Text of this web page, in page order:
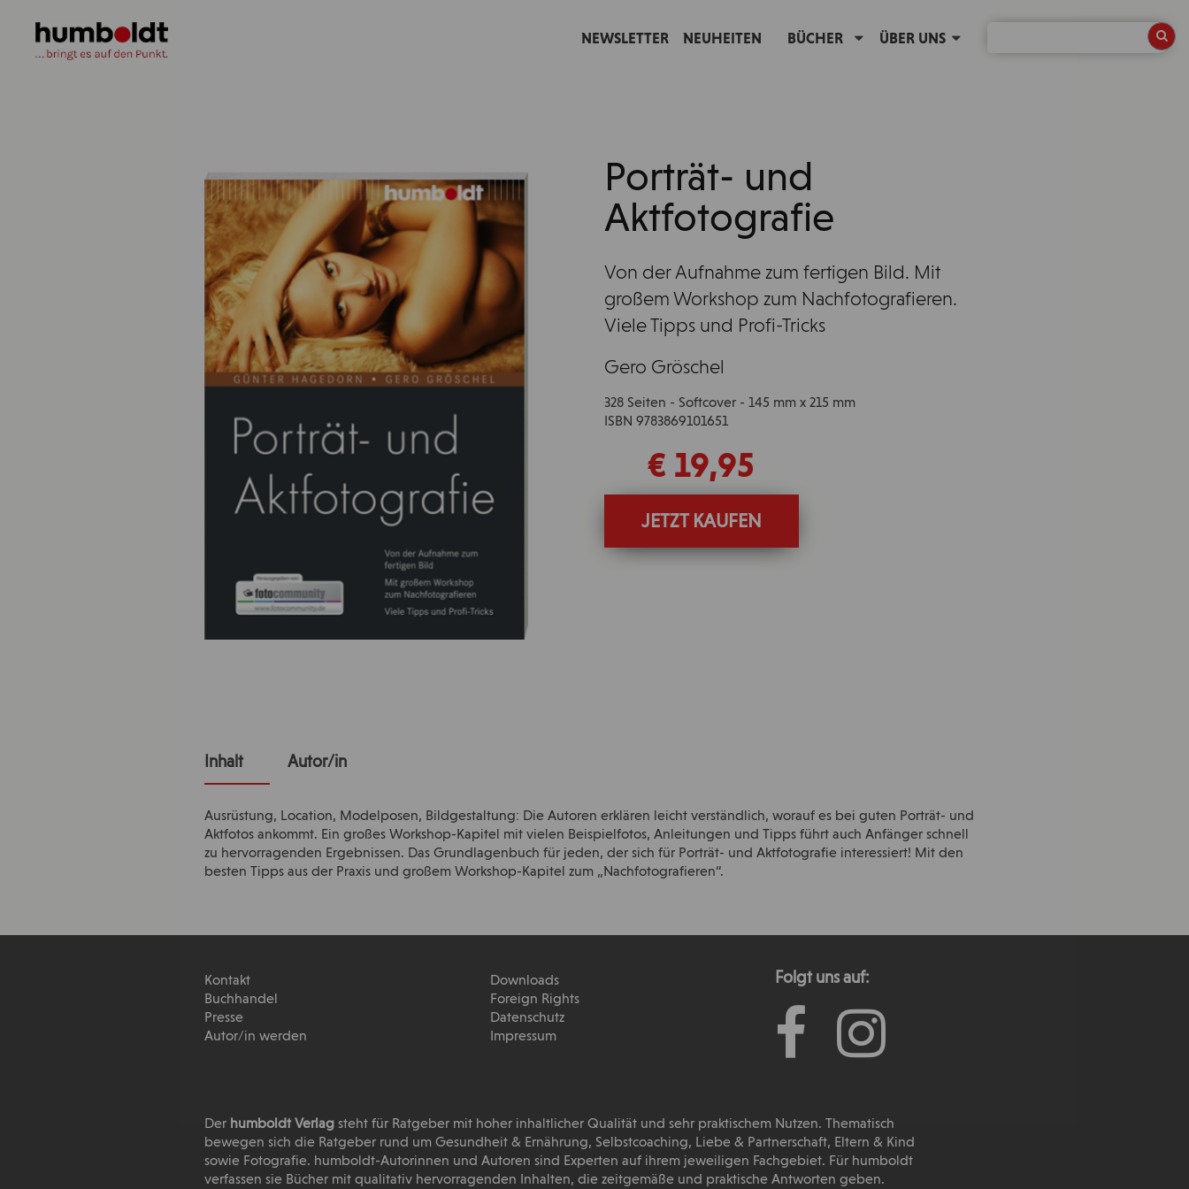
NEWSLETTER NEUHEITEN BÜCHER ÜBER UNS
Porträt- und
Aktfotografie
Von der Aufnahme zum fertigen Bild. Mit
großem Workshop zum Nachfotografieren.
Viele Tipps und Profi-Tricks
Gero Gröschel
328 Seiten - Softcover - 145 mm x 215 mm
ISBN 9783869101651
€ 19,95
JETZT KAUFEN
Inhalt Autor/in
Ausrüstung, Location, Modelposen, Bildgestaltung: Die Autoren erklären leicht verständlich, worauf es bei guten Porträt- und
Aktfotos ankommt. Ein großes Workshop-Kapitel mit vielen Beispielfotos, Anleitungen und Tipps führt auch Anfänger schnell
zu hervorragenden Ergebnissen. Das Grundlagenbuch für jeden, der sich für Porträt- und Aktfotografie interessiert! Mit den
besten Tipps aus der Praxis und großem Workshop-Kapitel zum „Nachfotografieren“.
Folgt uns auf:
Kontakt
Buchhandel
Presse
Autor/in werden
Downloads
Foreign Rights
Datenschutz
Impressum
Der humboldt Verlag steht für Ratgeber mit hoher inhaltlicher Qualität und sehr praktischem Nutzen. Thematisch
bewegen sich die Ratgeber rund um Gesundheit & Ernährung, Selbstcoaching, Liebe & Partnerschaft, Eltern & Kind
sowie Fotografie. humboldt-Autorinnen und Autoren sind Experten auf ihrem jeweiligen Fachgebiet. Für humboldt
verfassen sie Bücher mit qualitativ hervorragenden Inhalten, die zeitgemäße und praktische Antworten geben.